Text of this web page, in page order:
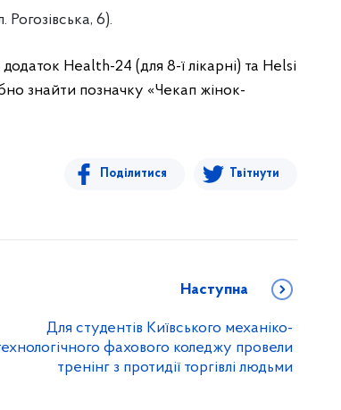
Рогозівська, 6).
Health-24 (для 8-ї лікарні) та Helsi
знайти позначку «Чекап жінок-
Поділитися Твітнути
Наступна
Для студентів Київського механіко-
фахового коледжу провели
тренінг з протидії торгівлі людьми